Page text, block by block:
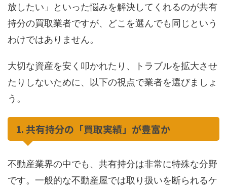
放したい」といった悩みを解決してくれるのが共有
持分の買取業者ですが、どこを選んでも同じという
わけではありません。
大切な資産を安く叩かれたり、トラブルを拡大させ
たりしないために、以下の視点で業者を選びましょ
う。
1. 共有持分の「買取実績」が豊富か
不動産業界の中でも、共有持分は非常に特殊な分野
です。一般的な不動産屋では取り扱いを断られるケ